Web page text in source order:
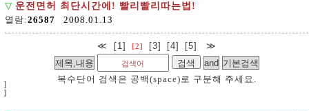
▽ 운전면허 최단시간에! 빨리빨리따는법!
열람:26587 2008.01.13
≪ [1] [2] [3] [4] [5] ≫
복수단어 검색은 공백(space)로 구분해 주세요.
]
]